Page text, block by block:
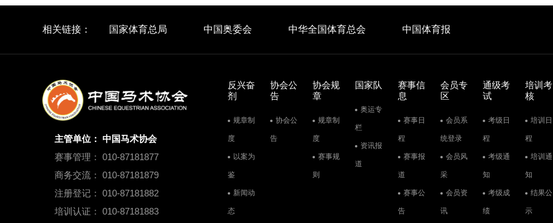
相关链接： 国家体育总局 中国奥委会 中华全国体育总会 中国体育报
主管单位： 中国马术协会
赛事管理： 010-87181877
商务交流： 010-87181879
注册登记： 010-87181882
培训认证： 010-87181883
反兴奋
剂
规章制
度
以案为
鉴
新闻动
态
协会公
告
协会公
告
协会规
章
规章制
度
赛事规
则
国家队
奥运专
栏
资讯报
道
赛事信
息
赛事日
程
赛事报
道
赛事公
告
会员专
区
会员系
统登录
会员风
采
会员资
讯
通级考
试
考级日
程
考级通
知
考级成
绩
培训考
核
培训日
程
培训通
知
结果公
示